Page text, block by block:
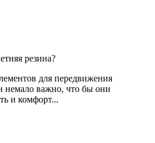
резина?
для передвижения
немало важно, что бы они
и комфорт...